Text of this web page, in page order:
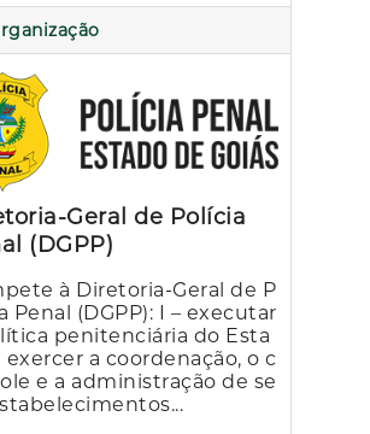
Geral de Polícia
(DGPP)
à Diretoria-Geral de P
Penal (DGPP): I – executar
penitenciária do Esta
exercer a coordenação, o c
e a administração de se